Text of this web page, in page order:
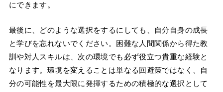
にできます。
最後に、どのような選択をするにしても、自分自身の成長
と学びを忘れないでください。困難な人間関係から得た教
訓や対人スキルは、次の環境でも必ず役立つ貴重な経験と
なります。環境を変えることは単なる回避策ではなく、自
分の可能性を最大限に発揮するための積極的な選択として